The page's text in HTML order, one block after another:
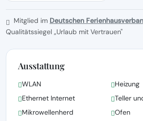
Mitglied im Deutschen
Qualitätssiegel „Urlaub mit Vertrauen"
Ausstattung
WLAN
Heizung
Ethernet Internet
Teller
Mikrowellenherd
Ofen